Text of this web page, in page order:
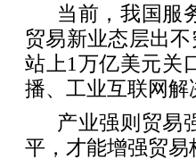
当前，我国服
贸易新业态层出
站上1万亿美元关
播、工业互联网
产业强则贸易
平，才能增强贸易